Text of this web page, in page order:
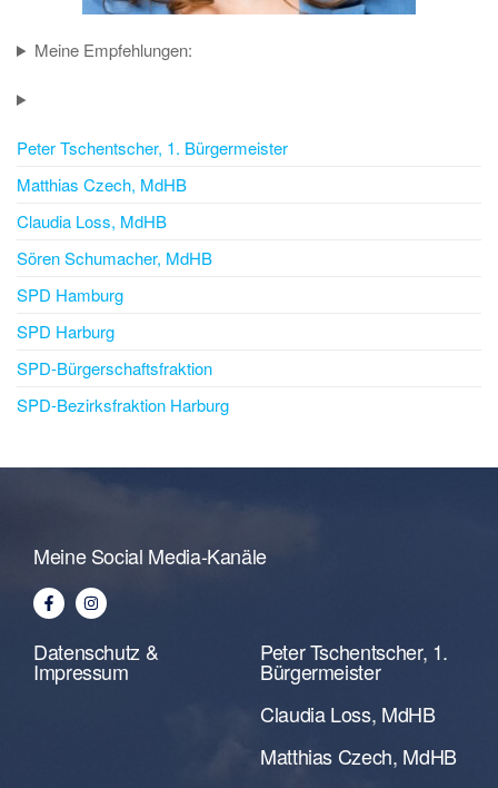
Meine Empfehlungen:
Peter Tschentscher, 1. Bürgermeister
Matthias Czech, MdHB
Claudia Loss, MdHB
Sören Schumacher, MdHB
SPD Hamburg
SPD Harburg
SPD-Bürgerschaftsfraktion
SPD-Bezirksfraktion Harburg
Meine Social Media-Kanäle
Datenschutz &
Impressum
Peter Tschentscher, 1.
Bürgermeister
Claudia Loss, MdHB
Matthias Czech, MdHB